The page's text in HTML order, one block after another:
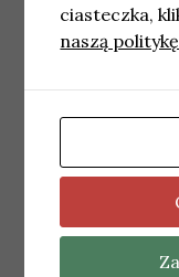
WARSZAWA
Najnowsze
7 sierpnia, 2026
ciasteczka,
naszą